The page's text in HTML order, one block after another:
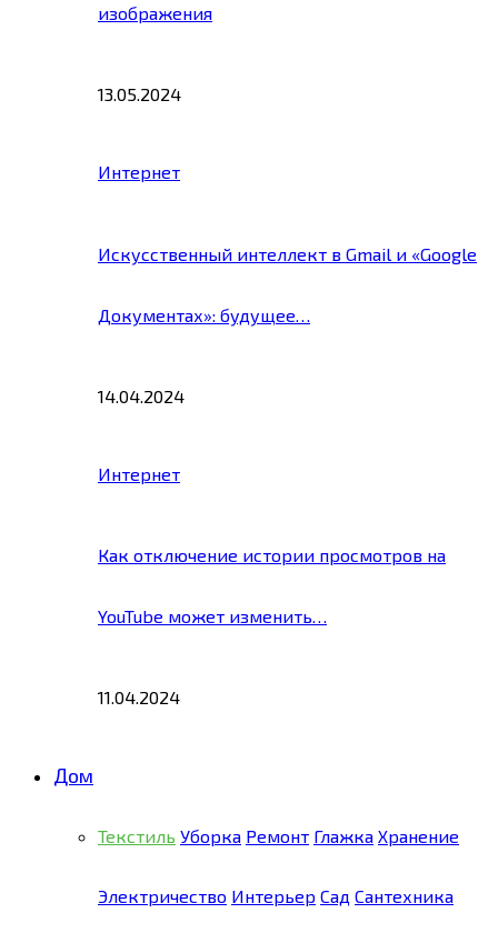
изображения
13.05.2024
Интернет
Искусственный интеллект в Gmail и «Google
Документах»: будущее…
14.04.2024
Интернет
Как отключение истории просмотров на
YouTube может изменить…
11.04.2024
Дом
Текстиль Уборка Ремонт Глажка Хранение
Электричество Интерьер Сад Сантехника